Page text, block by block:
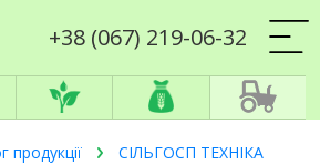
+38 (067) 219-06-32
продукції СІЛЬГОСП ТЕХНІКА